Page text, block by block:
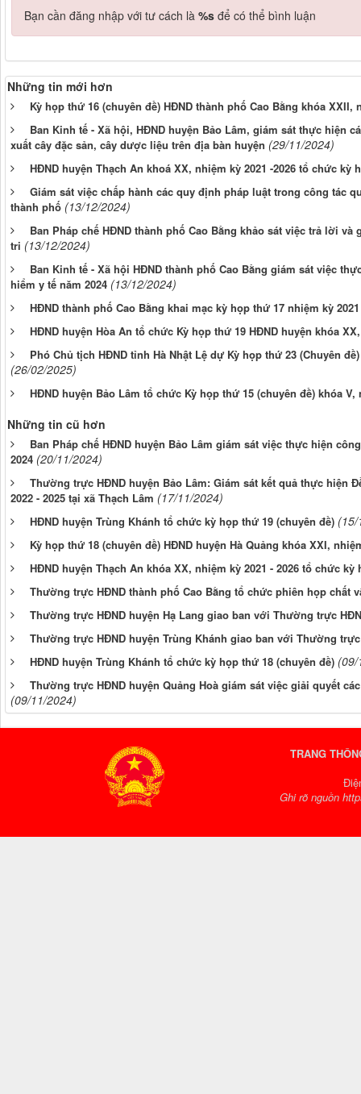
Bạn cần đăng nhập với tư cách là %s để có thể bình luận
Những tin mới hơn
Kỳ họp thứ 16 (chuyên đề) HĐND thành phố Cao Bằng khóa XXII,
Ban Kinh tế - Xã hội, HĐND huyện Bảo Lâm, giám sát thực hiện
xuất cây đặc sản, cây dược liệu trên địa bàn huyện (29/11/2024)
HĐND huyện Thạch An khoá XX, nhiệm kỳ 2021 -2026 tổ chức kỳ
Giám sát việc chấp hành các quy định pháp luật trong công tác
thành phố (13/12/2024)
Ban Pháp chế HĐND thành phố Cao Bằng khảo sát việc trả lời
tri (13/12/2024)
Ban Kinh tế - Xã hội HĐND thành phố Cao Bằng giám sát việc
hiểm y tế năm 2024 (13/12/2024)
HĐND thành phố Cao Bằng khai mạc kỳ họp thứ 17 nhiệm kỳ 2021
HĐND huyện Hòa An tổ chức Kỳ họp thứ 19 HĐND huyện khóa
Phó Chủ tịch HĐND tỉnh Hà Nhật Lệ dự Kỳ họp thứ 23 (Chuyên
(26/02/2025)
HĐND huyện Bảo Lâm tổ chức Kỳ họp thứ 15 (chuyên đề) khóa V,
Những tin cũ hơn
Ban Pháp chế HĐND huyện Bảo Lâm giám sát việc thực hiện
2024 (20/11/2024)
Thường trực HĐND huyện Bảo Lâm: Giám sát kết quả thực hiện
2022 - 2025 tại xã Thạch Lâm (17/11/2024)
HĐND huyện Trùng Khánh tổ chức kỳ họp thứ 19 (chuyên đề)
Kỳ họp thứ 18 (chuyên đề) HĐND huyện Hà Quảng khóa XXI,
HĐND huyện Thạch An khóa XX, nhiệm kỳ 2021 - 2026 tổ chức kỳ
Thường trực HĐND thành phố Cao Bằng tổ chức phiên họp chất
Thường trực HĐND huyện Hạ Lang giao ban với Thường trực
Thường trực HĐND huyện Trùng Khánh giao ban với Thường
HĐND huyện Trùng Khánh tổ chức kỳ họp thứ 18 (chuyên đề)
Thường trực HĐND huyện Quảng Hoà giám sát việc giải quyết
(09/11/2024)
TRANG
Ghi rõ nguồn